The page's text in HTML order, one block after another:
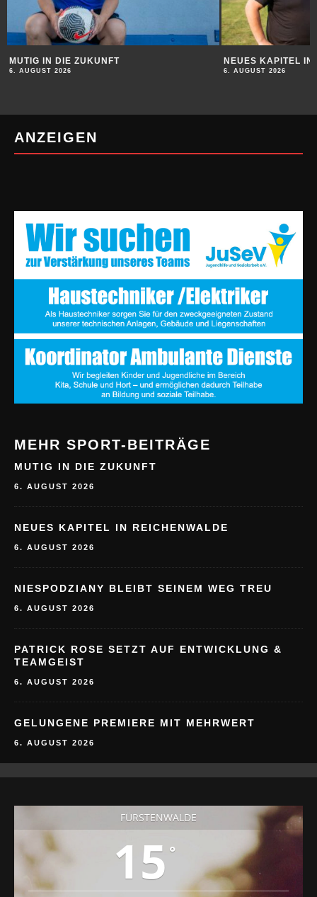
MUTIG IN DIE ZUKUNFT
6. AUGUST 2026
NEUES KAPITEL IN
6. AUGUST 2026
ANZEIGEN
MEHR SPORT-BEITRÄGE
MUTIG IN DIE ZUKUNFT
6. AUGUST 2026
NEUES KAPITEL IN REICHENWALDE
6. AUGUST 2026
NIESPODZIANY BLEIBT SEINEM WEG TREU
6. AUGUST 2026
PATRICK ROSE SETZT AUF ENTWICKLUNG &
TEAMGEIST
6. AUGUST 2026
GELUNGENE PREMIERE MIT MEHRWERT
6. AUGUST 2026
FÜRSTENWALDE
15 °